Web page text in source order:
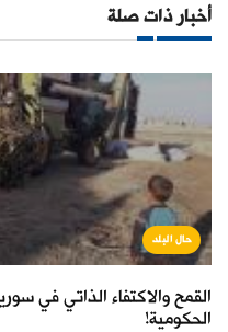
أخبار ذات صلة
حال البلد
الحكومية!